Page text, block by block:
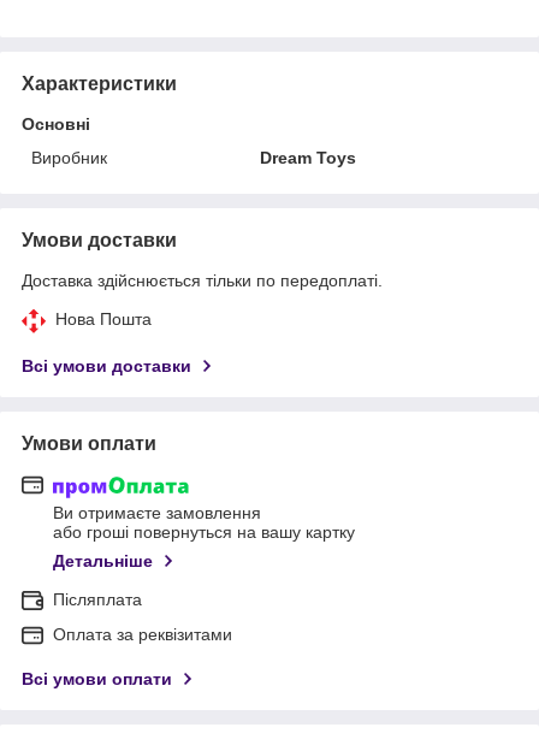
Характеристики
Основні
Виробник
Dream Toys
Умови доставки
Доставка здійснюється тільки по передоплаті.
Нова Пошта
Всі умови доставки
Умови оплати
Ви отримаєте замовлення
або гроші повернуться на вашу картку
Детальніше
Післяплата
Оплата за реквізитами
Всі умови оплати